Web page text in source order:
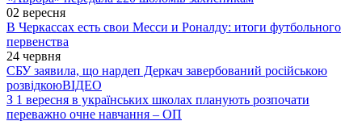
02 вересня
В Черкассах есть свои Месси и Роналду: итоги футбольного
первенства
24 червня
СБУ заявила, що нардеп Деркач завербований російською
розвідкоюВІДЕО
З 1 вересня в українських школах планують розпочати
переважно очне навчання – ОП